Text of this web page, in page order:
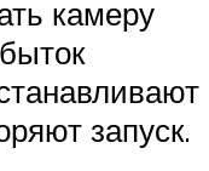
камеру
запуск.